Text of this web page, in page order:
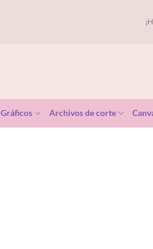
Gráficos Archivos de corte